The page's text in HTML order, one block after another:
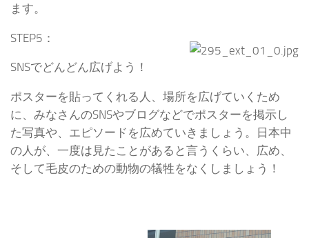
ます。
STEP5：
SNSでどんどん広げよう！
ポスターを貼ってくれる人、場所を広げていくため
に、みなさんのSNSやブログなどでポスターを掲示し
た写真や、エピソードを広めていきましょう。日本中
の人が、一度は見たことがあると言うくらい、広め、
そして毛皮のための動物の犠牲をなくしましょう！